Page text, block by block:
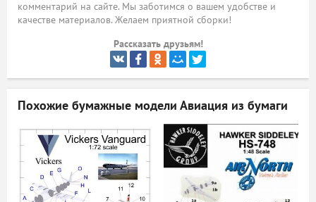
комментарий на сайте. Мы заботимся о вашем удобстве и
качестве материалов. Желаем приятной сборки!
Рассказать друзьям!
Похожие бумажные модели Авиация из бумаги